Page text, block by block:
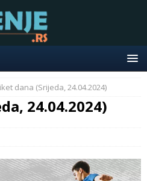
dana (Srijeda, 24.04.2024)
24.04.2024)